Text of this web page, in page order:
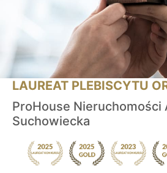
LAUREAT PLEBISCYTU
ProHouse Nieruchomości
Suchowiecka